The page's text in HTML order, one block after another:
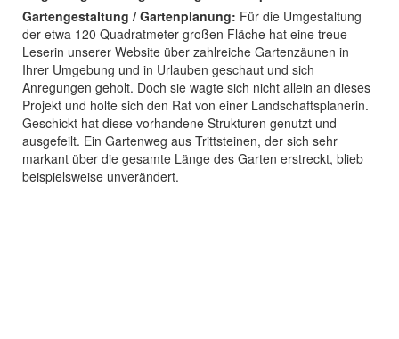
Gartengestaltung / Gartenplanung: Für die Umgestaltung
der etwa 120 Quadratmeter großen Fläche hat eine treue
Leserin unserer Website über zahlreiche Gartenzäunen in
Ihrer Umgebung und in Urlauben geschaut und sich
Anregungen geholt. Doch sie wagte sich nicht allein an dieses
Projekt und holte sich den Rat von einer Landschaftsplanerin.
Geschickt hat diese vorhandene Strukturen genutzt und
ausgefeilt. Ein Gartenweg aus Trittsteinen, der sich sehr
markant über die gesamte Länge des Garten erstreckt, blieb
beispielsweise unverändert.